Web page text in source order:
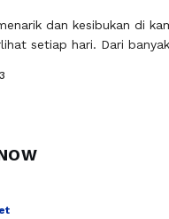
dan kesibukan di
setiap hari. Dari
adalah Muhammad